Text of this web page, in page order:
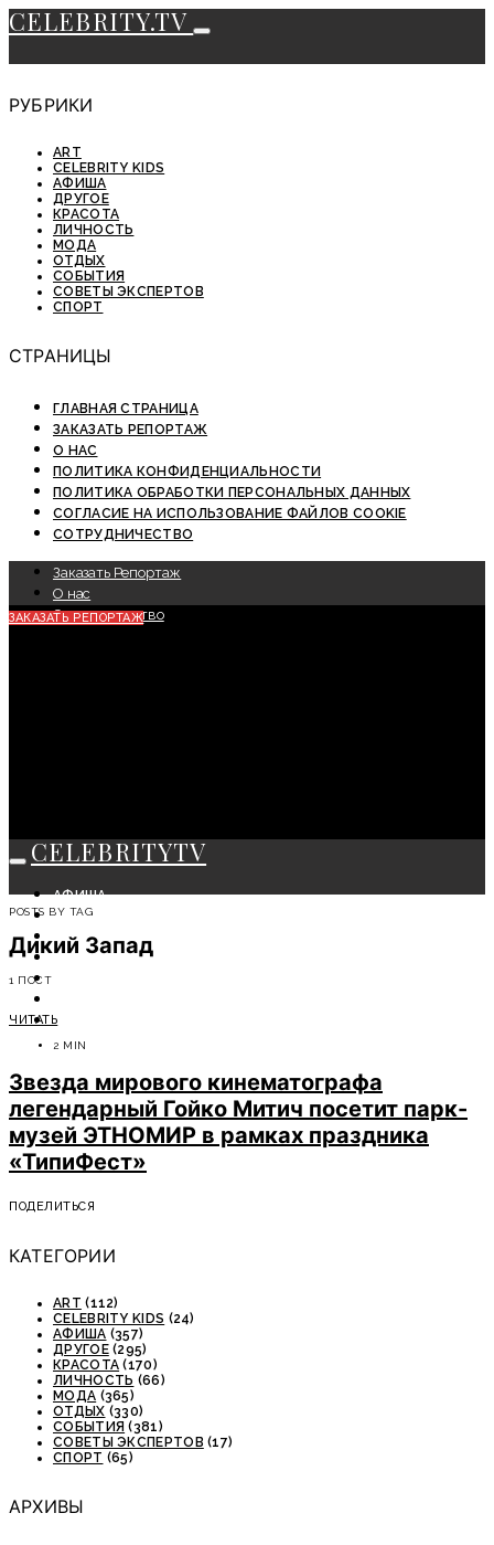
CELEBRITY.TV
РУБРИКИ
ART
CELEBRITY KIDS
АФИША
ДРУГОЕ
КРАСОТА
ЛИЧНОСТЬ
МОДА
ОТДЫХ
СОБЫТИЯ
СОВЕТЫ ЭКСПЕРТОВ
СПОРТ
СТРАНИЦЫ
ГЛАВНАЯ СТРАНИЦА
ЗАКАЗАТЬ РЕПОРТАЖ
О НАС
ПОЛИТИКА КОНФИДЕНЦИАЛЬНОСТИ
ПОЛИТИКА ОБРАБОТКИ ПЕРСОНАЛЬНЫХ ДАННЫХ
СОГЛАСИЕ НА ИСПОЛЬЗОВАНИЕ ФАЙЛОВ COOKIE
СОТРУДНИЧЕСТВО
Заказать Репортаж
О нас
Сотрудничество
ЗАКАЗАТЬ РЕПОРТАЖ
CELEBRITYTV
АФИША
СОБЫТИЯ
КРАСОТА
МОДА
СОВЕТЫ ЭКСПЕРТОВ
POSTS BY TAG
Дикий Запад
1 ПОСТ
ЧИТАТЬ
2 MIN
Звезда мирового кинематографа
легендарный Гойко Митич посетит парк-
музей ЭТНОМИР в рамках праздника
«ТипиФест»
ПОДЕЛИТЬСЯ
КАТЕГОРИИ
ART (112)
CELEBRITY KIDS (24)
АФИША (357)
ДРУГОЕ(295)
КРАСОТА (170)
ЛИЧНОСТЬ (66)
МОДА (365)
ОТДЫХ (330)
СОБЫТИЯ (381)
СОВЕТЫ ЭКСПЕРТОВ (17)
СПОРТ (65)
АРХИВЫ